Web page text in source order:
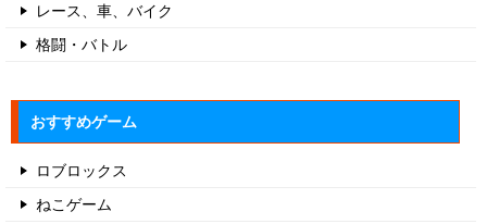
レース、車、バイク
格闘・バトル
おすすめゲーム
ロブロックス
ねこゲーム